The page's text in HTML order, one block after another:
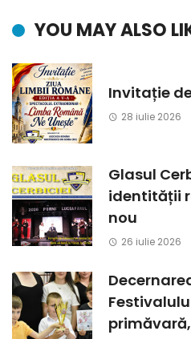
YOU MAY ALSO
Invitație
28 iulie 2026
Glasul
identității
nou
26 iulie 2026